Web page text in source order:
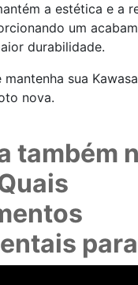
a estética e a
um
durabilidade.
sua
nova.
também